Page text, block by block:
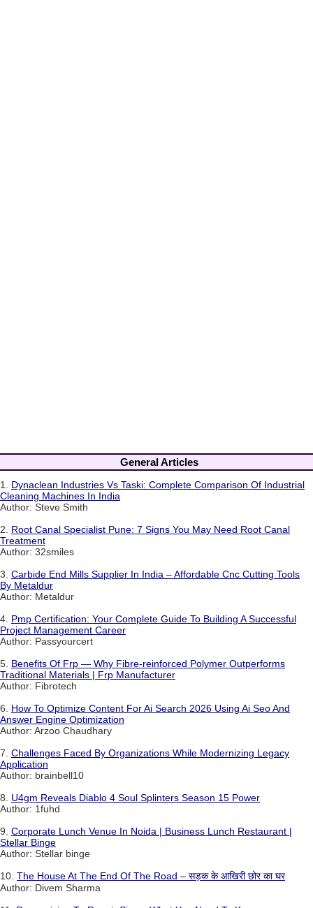
General Articles
1. Dynaclean Industries Vs Taski: Complete Comparison Of Industrial
Cleaning Machines In India
Author: Steve Smith
2. Root Canal Specialist Pune: 7 Signs You May Need Root Canal
Treatment
Author: 32smiles
3. Carbide End Mills Supplier In India – Affordable Cnc Cutting Tools
By Metaldur
Author: Metaldur
4. Pmp Certification: Your Complete Guide To Building A Successful
Project Management Career
Author: Passyourcert
5. Benefits Of Frp — Why Fibre-reinforced Polymer Outperforms
Traditional Materials | Frp Manufacturer
Author: Fibrotech
6. How To Optimize Content For Ai Search 2026 Using Ai Seo And
Answer Engine Optimization
Author: Arzoo Chaudhary
7. Challenges Faced By Organizations While Modernizing Legacy
Application
Author: brainbell10
8. U4gm Reveals Diablo 4 Soul Splinters Season 15 Power
Author: 1fuhd
9. Corporate Lunch Venue In Noida | Business Lunch Restaurant |
Stellar Binge
Author: Stellar binge
10. The House At The End Of The Road – सड़क के आखिरी छोर का घर
Author: Divem Sharma